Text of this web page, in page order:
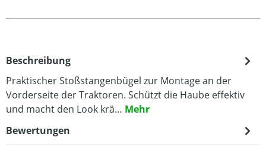
Beschreibung
Praktischer Stoßstangenbügel zur Montage an der
Vorderseite der Traktoren. Schützt die Haube effektiv
und macht den Look krä… Mehr
Bewertungen